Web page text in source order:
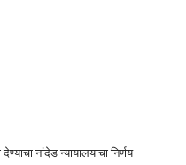
नांदेड न्यायालयाचा निर्णय